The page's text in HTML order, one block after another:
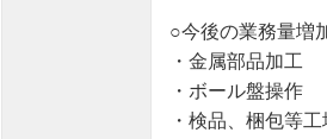
○今後の業務量増
・金属部品加工
・ボール盤操作
・検品、梱包等